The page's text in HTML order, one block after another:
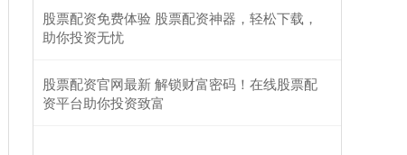
股票配资免费体验 股票配资神器，轻松下载，
助你投资无忧
股票配资官网最新 解锁财富密码！在线股票配
资平台助你投资致富